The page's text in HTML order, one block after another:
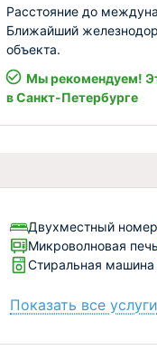
Расстояние до
Ближайший
объекта.
Мы рекомендуем!
в Санкт-Петербурге
Двухместный номер
Микроволновая печь
Стиральная машина
Показать все услуги